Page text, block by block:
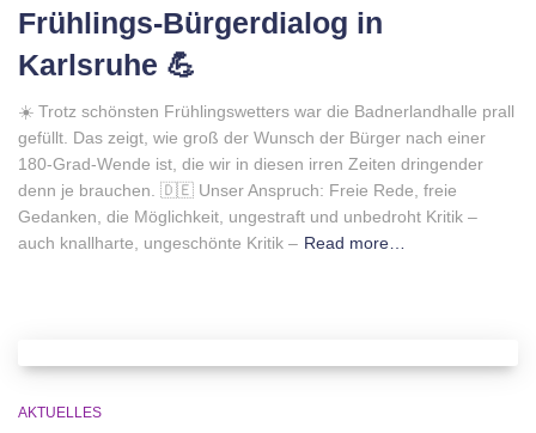
Frühlings-Bürgerdialog in
Karlsruhe 💪
☀️ Trotz schönsten Frühlingswetters war die Badnerlandhalle prall
gefüllt. Das zeigt, wie groß der Wunsch der Bürger nach einer
180-Grad-Wende ist, die wir in diesen irren Zeiten dringender
denn je brauchen. 🇩🇪 Unser Anspruch: Freie Rede, freie
Gedanken, die Möglichkeit, ungestraft und unbedroht Kritik –
auch knallharte, ungeschönte Kritik – Read more…
AKTUELLES